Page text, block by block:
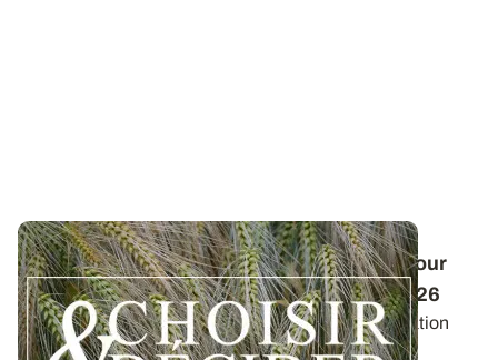
Conduite des orges d'hiver : des guides pour
réussir ses interventions au printemps 2026
Retrouvez les préconisations en matière de fertilisation
azotée et de protection des orges...